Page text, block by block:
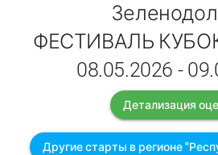
ФЕСТИВАЛЬ
08.05.2026 -
Детализация
Другие старты в регионе